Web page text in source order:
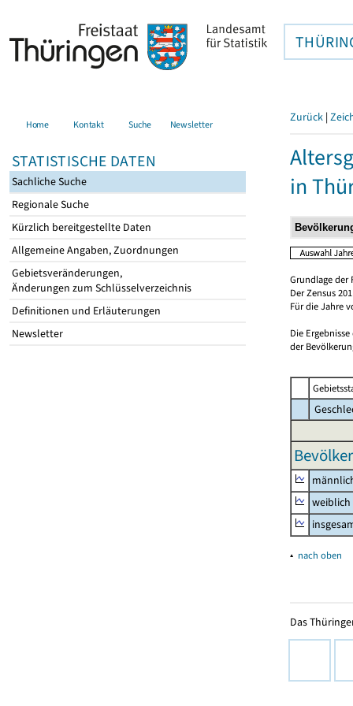
Home Kontakt Suche Newsletter
STATISTISCHE DATEN
Sachliche Suche
Regionale Suche
Kürzlich bereitgestellte Daten
Allgemeine Angaben, Zuordnungen
Gebietsveränderungen,
Änderungen zum Schlüsselverzeichnis
Definitionen und Erläuterungen
Newsletter
Zurück |
in
Grundlage der
Der Zensus
Für die Jahre
Die
der
weiblich
▴ nach oben
Das